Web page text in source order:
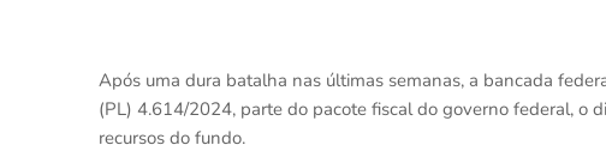
Após uma dura batalha nas últimas semanas, a bancada
(PL) 4.614/2024, parte do pacote fiscal do governo federal, o
recursos do fundo.